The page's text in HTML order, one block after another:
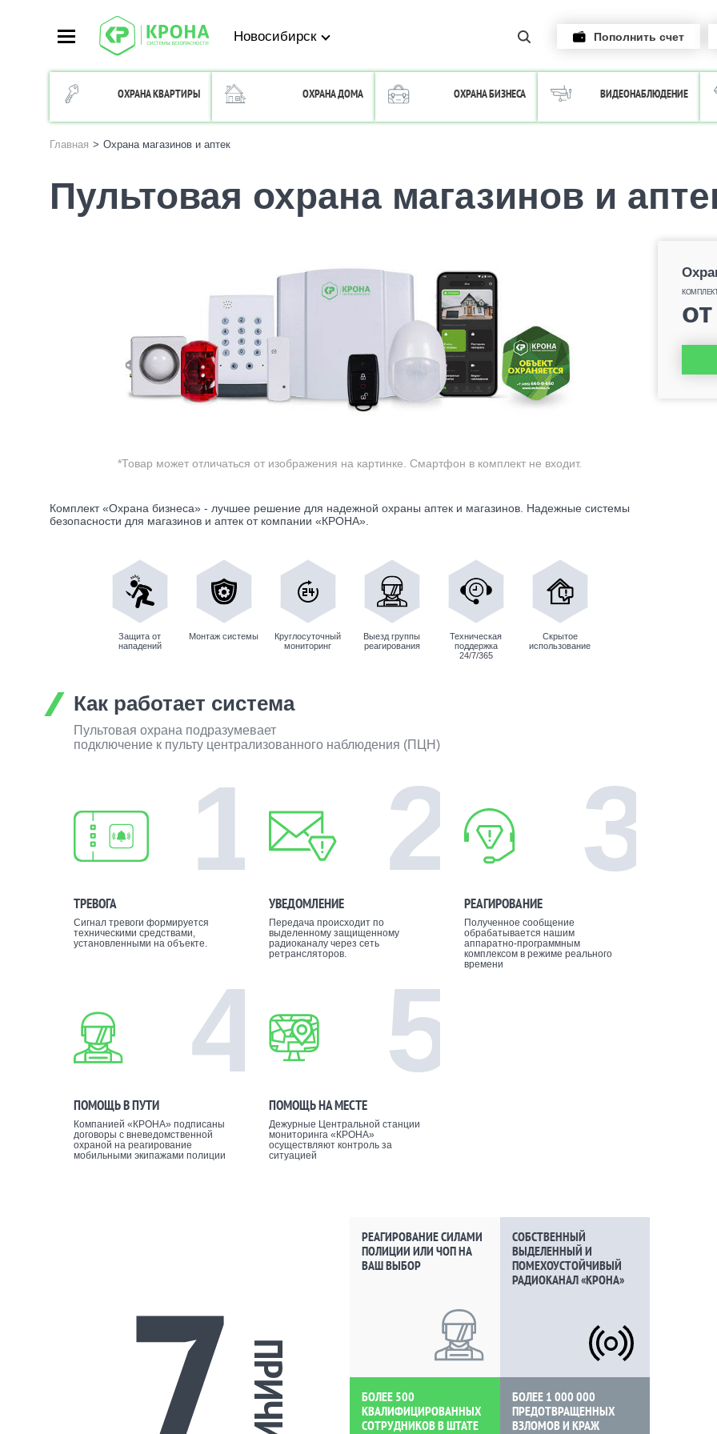
Новосибирск Пополнить счет
ОХРАНА КВАРТИРЫ ОХРАНА ДОМА ОХРАНА БИЗНЕСА ВИДЕОНАБЛЮДЕНИЕ
Главная > Охрана магазинов и аптек
Пультовая охрана магазинов и
*Товар может отличаться от изображения на картинке. Смартфон в комплект не входит.
Комплект «Охрана бизнеса» - лучшее решение для надежной охраны аптек и магазинов. Надежные системы
безопасности для магазинов и аптек от компании «КРОНА».
Защита от
нападений
Монтаж системы
Круглосуточный
мониторинг
Выезд группы
реагирования
Техническая
поддержка
24/7/365
Скрытое
использование
Как работает система
Пультовая охрана подразумевает
подключение к пульту централизованного наблюдения (ПЦН)
1
ТРЕВОГА
Сигнал тревоги формируется
техническими средствами,
установленными на объекте.
2
УВЕДОМЛЕНИЕ
Передача происходит по
выделенному защищенному
радиоканалу через сеть
ретрансляторов.
3
РЕАГИРОВАНИЕ
Полученное сообщение
обрабатывается нашим
аппаратно-программным
комплексом в режиме реального
времени
4
ПОМОЩЬ В ПУТИ
Компанией «КРОНА» подписаны
договоры с вневедомственной
охраной на реагирование
мобильными экипажами полиции
5
ПОМОЩЬ НА МЕСТЕ
Дежурные Центральной станции
мониторинга «КРОНА»
осуществляют контроль за
ситуацией
ПРИЧИН
РЕАГИРОВАНИЕ СИЛАМИ
ПОЛИЦИИ ИЛИ ЧОП НА
ВАШ ВЫБОР
СОБСТВЕННЫЙ
ВЫДЕЛЕННЫЙ И
ПОМЕХОУСТОЙЧИВЫЙ
РАДИОКАНАЛ «КРОНА»
БОЛЕЕ 500
КВАЛИФИЦИРОВАННЫХ
СОТРУДНИКОВ В ШТАТЕ
БОЛЕЕ 1 000 000
ПРЕДОТВРАЩЕННЫХ
ВЗЛОМОВ И КРАЖ
от